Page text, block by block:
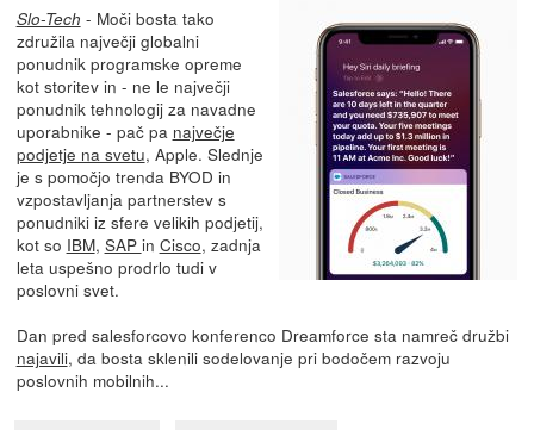
Slo-Tech - Moči bosta tako
združila največji globalni
ponudnik programske opreme
kot storitev in - ne le največji
ponudnik tehnologij za navadne
uporabnike - pač pa največje
podjetje na svetu, Apple. Slednje
je s pomočjo trenda BYOD in
vzpostavljanja partnerstev s
ponudniki iz sfere velikih podjetij,
kot so IBM, SAP in Cisco, zadnja
leta uspešno prodrlo tudi v
poslovni svet.
Dan pred salesforcovo konferenco Dreamforce sta namreč družbi
najavili, da bosta sklenili sodelovanje pri bodočem razvoju
poslovnih mobilnih...